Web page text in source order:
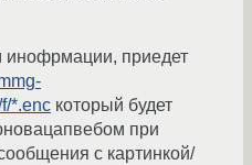
приедет
*.enc который будет
при
с картинкой/